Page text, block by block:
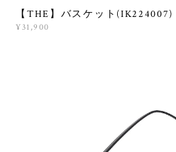
【THE】バスケット(IK224007)
¥31,900